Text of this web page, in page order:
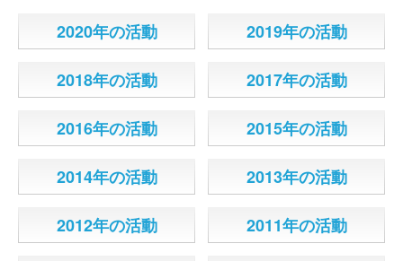
2020年の活動 2019年の活動
2018年の活動 2017年の活動
2016年の活動 2015年の活動
2014年の活動 2013年の活動
2012年の活動 2011年の活動